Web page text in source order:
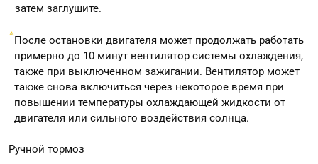
затем заглушите.
После остановки двигателя может продолжать работать
примерно до 10 минут вентилятор системы охлаждения,
также при выключенном зажигании. Вентилятор может
также снова включиться через некоторое время при
повышении температуры охлаждающей жидкости от
двигателя или сильного воздействия солнца.
Ручной тормоз